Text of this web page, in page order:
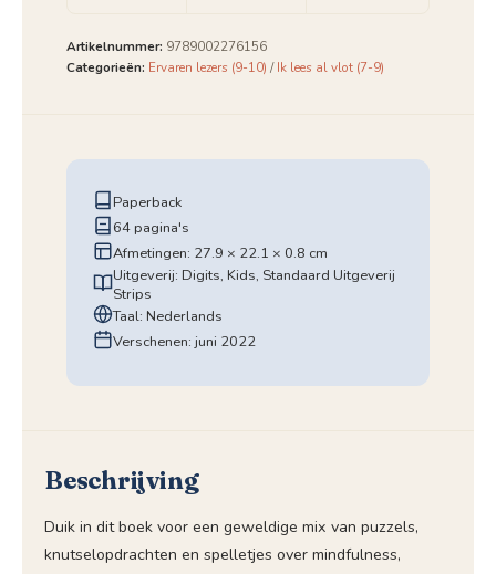
Artikelnummer: 9789002276156
Categorieën: Ervaren lezers (9-10) /Ik lees al vlot (7-9)
Paperback
64 pagina's
Afmetingen: 27.9 × 22.1 × 0.8 cm
Uitgeverij: Digits, Kids, Standaard Uitgeverij
Strips
Taal: Nederlands
Verschenen: juni 2022
Beschrijving
Duik in dit boek voor een geweldige mix van puzzels,
knutselopdrachten en spelletjes over mindfulness,